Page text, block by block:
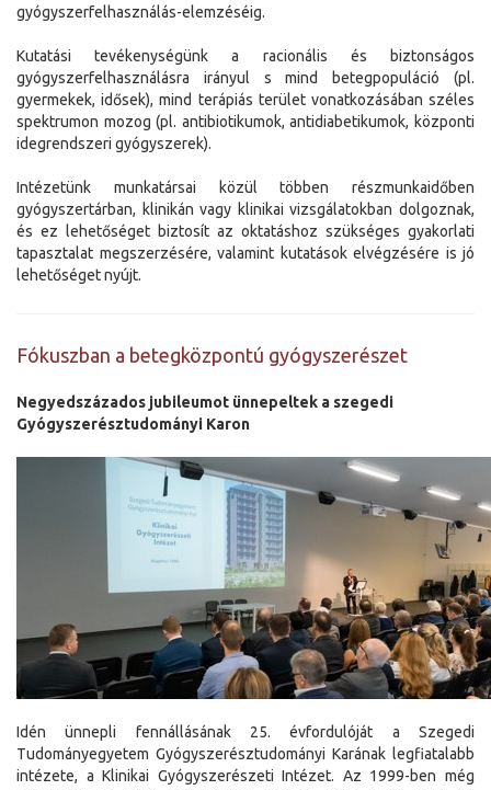
gyógyszerfelhasználás-elemzéséig.
Kutatási tevékenységünk a racionális és biztonságos
gyógyszerfelhasználásra irányul s mind betegpopuláció (pl.
gyermekek, idősek), mind terápiás terület vonatkozásában széles
spektrumon mozog (pl. antibiotikumok, antidiabetikumok, központi
idegrendszeri gyógyszerek).
Intézetünk munkatársai közül többen részmunkaidőben
gyógyszertárban, klinikán vagy klinikai vizsgálatokban dolgoznak,
és ez lehetőséget biztosít az oktatáshoz szükséges gyakorlati
tapasztalat megszerzésére, valamint kutatások elvégzésére is jó
lehetőséget nyújt.
Fókuszban a betegközpontú gyógyszerészet
Negyedszázados jubileumot ünnepeltek a szegedi
Gyógyszerésztudományi Karon
Idén ünnepli fennállásának 25. évfordulóját a Szegedi
Tudományegyetem Gyógyszerésztudományi Karának legfiatalabb
intézete, a Klinikai Gyógyszerészeti Intézet. Az 1999-ben még